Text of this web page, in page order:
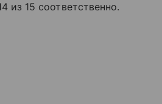
из 15 соответственно.